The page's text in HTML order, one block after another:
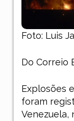
Foto: Luis
Do Correio
Explosões
foram
Venezuela,